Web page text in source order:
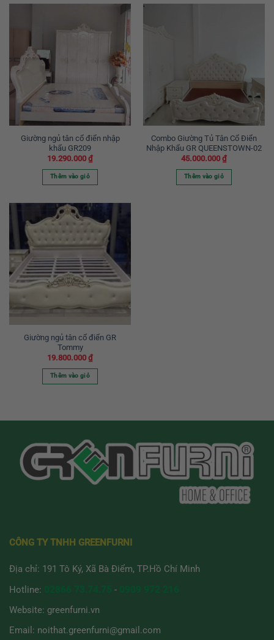
Giường ngủ tân cổ điển nhập
khẩu GR209
19.290.000 ₫
Thêm vào giỏ
Combo Giường Tủ Tân Cổ Điển
Nhập Khẩu GR QUEENSTOWN-02
45.000.000 ₫
Thêm vào giỏ
Giường ngủ tân cổ điển GR
Tommy
19.800.000 ₫
Thêm vào giỏ
CÔNG TY TNHH GREENFURNI
Địa chỉ: 191 Tô Ký, Xã Bà Điểm, TP.Hồ Chí Minh
Hotline:
-
Website: greenfurni.vn
Email: noithat.greenfurni@gmail.com